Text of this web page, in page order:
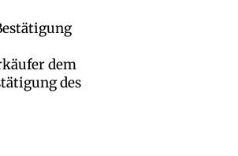
dem
des